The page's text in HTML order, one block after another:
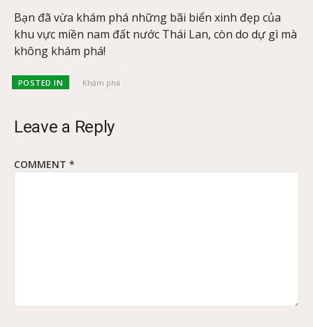
Bạn đã vừa khám phá những bãi biển xinh đẹp của
khu vực miền nam đất nước Thái Lan, còn do dự gì mà
không khám phá!
POSTED IN Khám phá
Leave a Reply
COMMENT *